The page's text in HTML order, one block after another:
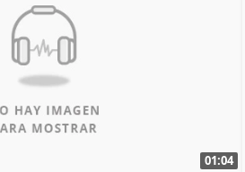
01:04